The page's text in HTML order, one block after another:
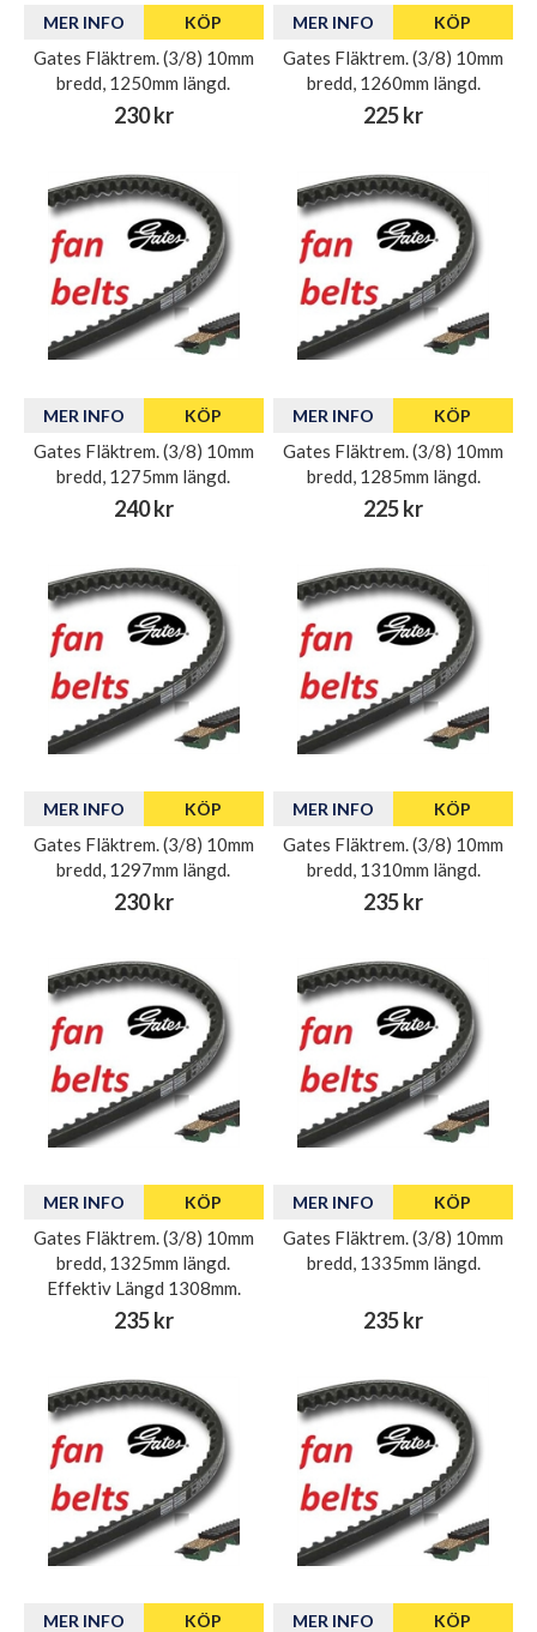
MER INFO KÖP
Gates Fläktrem. (3/8) 10mm
bredd, 1250mm längd.
230 kr
MER INFO KÖP
Gates Fläktrem. (3/8) 10mm
bredd, 1260mm längd.
225 kr
MER INFO KÖP
Gates Fläktrem. (3/8) 10mm
bredd, 1275mm längd.
240 kr
MER INFO KÖP
Gates Fläktrem. (3/8) 10mm
bredd, 1285mm längd.
225 kr
MER INFO KÖP
Gates Fläktrem. (3/8) 10mm
bredd, 1297mm längd.
230 kr
MER INFO KÖP
Gates Fläktrem. (3/8) 10mm
bredd, 1310mm längd.
235 kr
MER INFO KÖP
Gates Fläktrem. (3/8) 10mm
bredd, 1325mm längd.
Effektiv Längd 1308mm.
235 kr
MER INFO KÖP
Gates Fläktrem. (3/8) 10mm
bredd, 1335mm längd.
235 kr
MER INFO KÖP MER INFO KÖP